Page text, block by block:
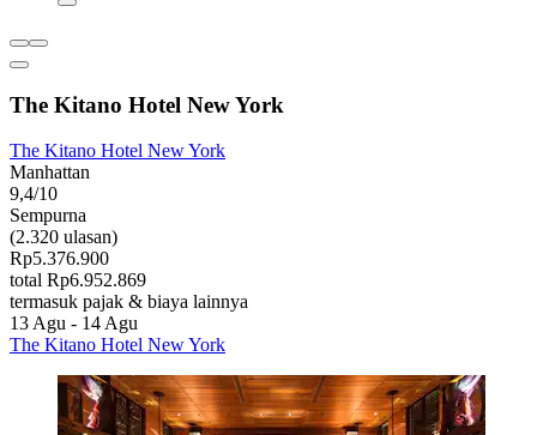
The Kitano Hotel New York
The Kitano Hotel New York
Manhattan
9,4/10
Sempurna
(2.320 ulasan)
Rp5.376.900
total Rp6.952.869
termasuk pajak & biaya lainnya
13 Agu - 14 Agu
The Kitano Hotel New York